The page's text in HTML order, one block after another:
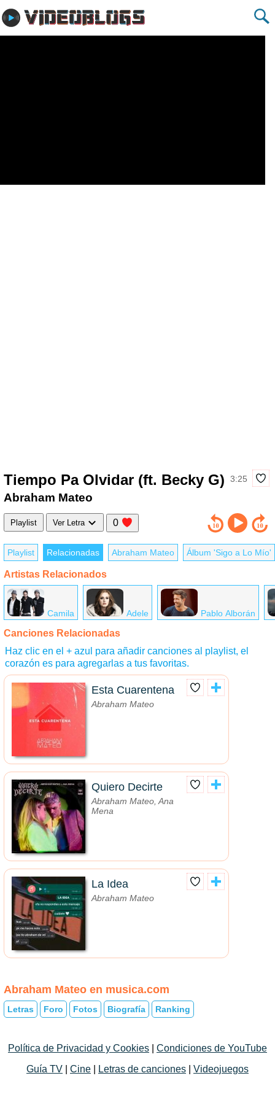
Tiempo Pa Olvidar (ft. Becky G) 3:25
Abraham Mateo
Playlist Ver Letra 0
Playlist Relacionadas Abraham Mateo Álbum 'Sigo a Lo Mío'
Artistas Relacionados
Camila Adele Pablo Alborán
Canciones Relacionadas
Haz clic en el + azul para añadir canciones al playlist, el
corazón es para agregarlas a tus favoritas.
Esta Cuarentena
Abraham Mateo
Quiero Decirte
Abraham Mateo, Ana
Mena
La Idea
Abraham Mateo
Abraham Mateo en musica.com
Letras Foro Fotos Biografía Ranking
Política de Privacidad y Cookies
Condiciones de YouTube
Guía TV
Cine Letras de canciones Videojuegos